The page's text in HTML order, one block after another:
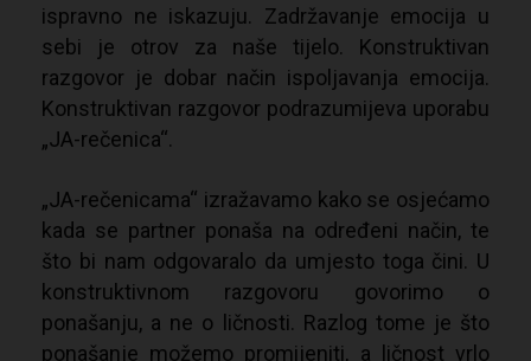
ispravno ne iskazuju. Zadržavanje emocija u
sebi je otrov za naše tijelo. Konstruktivan
razgovor je dobar način ispoljavanja emocija.
Konstruktivan razgovor podrazumijeva uporabu
„JA-rečenica“.
„JA-rečenicama“ izražavamo kako se osjećamo
kada se partner ponaša na određeni način, te
što bi nam odgovaralo da umjesto toga čini. U
konstruktivnom razgovoru govorimo o
ponašanju, a ne o ličnosti. Razlog tome je što
ponašanje možemo promijeniti, a ličnost vrlo